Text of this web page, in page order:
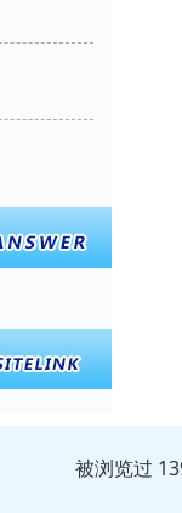
被浏览过